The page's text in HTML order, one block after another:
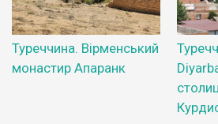
Туреччина. Вірменський
монастир Апаранк